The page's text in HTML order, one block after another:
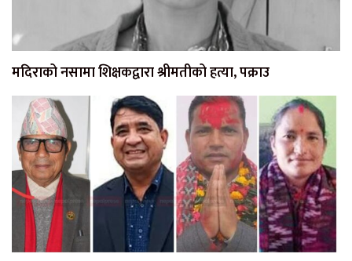
मदिराको नसामा शिक्षकद्वारा श्रीमतीको हत्या, पक्राउ